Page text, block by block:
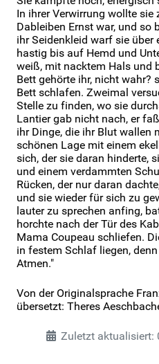
In ihrer Verwirrung wollte sie
Dableiben Ernst war, und so
ihr Seidenkleid warf sie über
hastig bis auf Hemd und
weiß, mit nacktem Hals und
Bett gehörte ihr, nicht wahr?
Bett schlafen. Zweimal
Stelle zu finden, wo sie
Lantier gab nicht nach, er
ihr Dinge, die ihr Blut wallen
schönen Lage mit einem
sich, der sie daran hinderte,
und einem verdammten
Rücken, der nur daran
und sie wieder für sich zu
lauter zu sprechen anfing,
horchte nach der Tür des
Mama Coupeau schliefen.
in festem Schlaf liegen,
Atmen."
Von der Originalsprache
übersetzt: Theres
Zuletzt aktualisiert: